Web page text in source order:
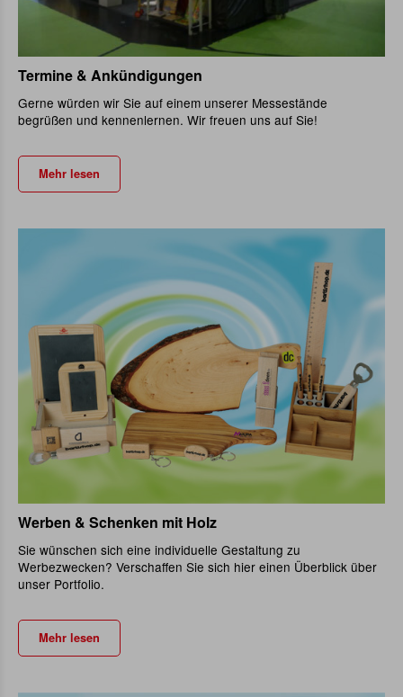
Termine & Ankündigungen
Gerne würden wir Sie auf einem unserer Messestände
begrüßen und kennenlernen. Wir freuen uns auf Sie!
Mehr lesen
Werben & Schenken mit Holz
Sie wünschen sich eine individuelle Gestaltung zu
Werbezwecken? Verschaffen Sie sich hier einen Überblick über
unser Portfolio.
Mehr lesen